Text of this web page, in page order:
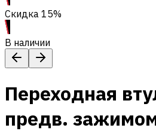
Скидка 15%
В наличии
Переходная
предв.